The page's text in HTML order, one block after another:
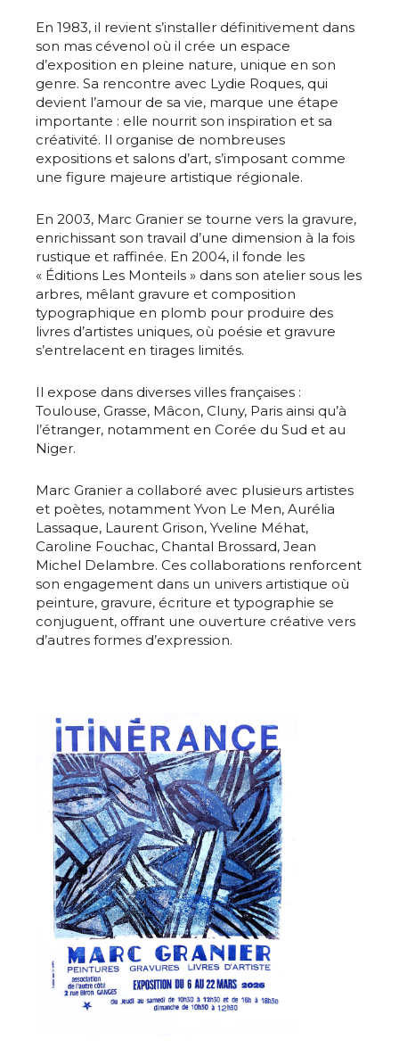
Adresse email*
Nom
Statut / Organisation
J'accepte lestermes et conditions
* Champ obligatoire
Nom
Prénom
Statut / Organisation
J'accepte lestermes et conditions
* Champ obligatoire
En 1983, il revient s’installer définitivement dans
son mas cévenol où il crée un espace
d’exposition en pleine nature, unique en son
genre. Sa rencontre avec Lydie Roques, qui
devient l’amour de sa vie, marque une étape
importante : elle nourrit son inspiration et sa
créativité. Il organise de nombreuses
expositions et salons d’art, s’imposant comme
une figure majeure artistique régionale.
En 2003, Marc Granier se tourne vers la gravure,
enrichissant son travail d’une dimension à la fois
rustique et raffinée. En 2004, il fonde les
« Éditions Les Monteils » dans son atelier sous les
arbres, mêlant gravure et composition
typographique en plomb pour produire des
livres d’artistes uniques, où poésie et gravure
s’entrelacent en tirages limités.
Il expose dans diverses villes françaises :
Toulouse, Grasse, Mâcon, Cluny, Paris ainsi qu’à
l’étranger, notamment en Corée du Sud et au
Niger.
Marc Granier a collaboré avec plusieurs artistes
et poètes, notamment Yvon Le Men, Aurélia
Lassaque, Laurent Grison, Yveline Méhat,
Caroline Fouchac, Chantal Brossard, Jean
Michel Delambre. Ces collaborations renforcent
son engagement dans un univers artistique où
peinture, gravure, écriture et typographie se
conjuguent, offrant une ouverture créative vers
d’autres formes d’expression.